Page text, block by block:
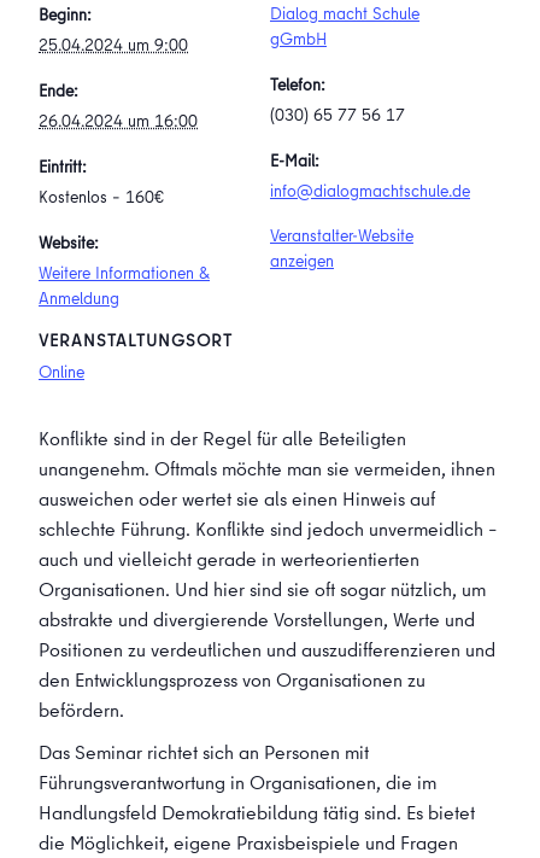
Beginn:
25.04.2024 um 9:00
Ende:
26.04.2024 um 16:00
Eintritt:
Kostenlos – 160€
Website:
Weitere Informationen &
Anmeldung
VERANSTALTUNGSORT
Online
Dialog macht Schule
gGmbH
Telefon:
(030) 65 77 56 17
E-Mail:
info@dialogmachtschule.de
Veranstalter-Website
anzeigen
Konflikte sind in der Regel für alle Beteiligten
unangenehm. Oftmals möchte man sie vermeiden, ihnen
ausweichen oder wertet sie als einen Hinweis auf
schlechte Führung. Konflikte sind jedoch unvermeidlich –
auch und vielleicht gerade in werteorientierten
Organisationen. Und hier sind sie oft sogar nützlich, um
abstrakte und divergierende Vorstellungen, Werte und
Positionen zu verdeutlichen und auszudifferenzieren und
den Entwicklungsprozess von Organisationen zu
befördern.
Das Seminar richtet sich an Personen mit
Führungsverantwortung in Organisationen, die im
Handlungsfeld Demokratiebildung tätig sind. Es bietet
die Möglichkeit, eigene Praxisbeispiele und Fragen